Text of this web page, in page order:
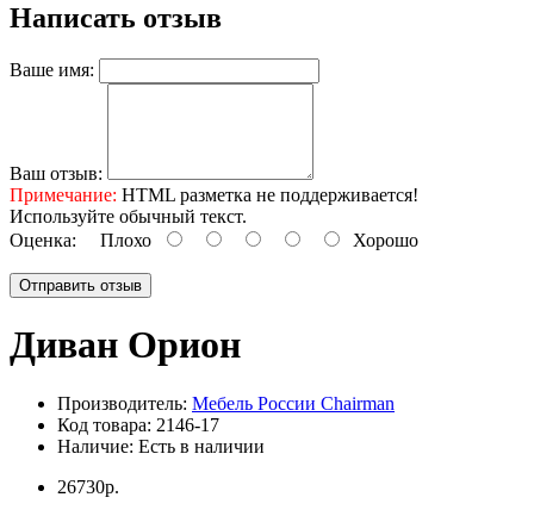
Написать отзыв
Ваше имя:
Ваш отзыв:
Примечание: HTML разметка не поддерживается!
Используйте обычный текст.
Оценка: Плохо Хорошо
Отправить отзыв
Диван Орион
Производитель: Мебель России Chairman
Код товара: 2146-17
Наличие: Есть в наличии
26730р.